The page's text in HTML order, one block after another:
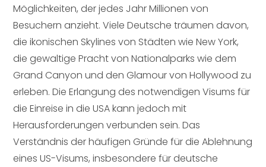
Möglichkeiten, der jedes Jahr Millionen von
Besuchern anzieht. Viele Deutsche träumen davon,
die ikonischen Skylines von Städten wie New York,
die gewaltige Pracht von Nationalparks wie dem
Grand Canyon und den Glamour von Hollywood zu
erleben. Die Erlangung des notwendigen Visums für
die Einreise in die USA kann jedoch mit
Herausforderungen verbunden sein. Das
Verständnis der häufigen Gründe für die Ablehnung
eines US-Visums, insbesondere für deutsche